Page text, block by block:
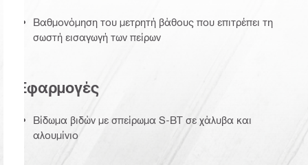
Βαθμονόμηση του μετρητή βάθους που επιτρέπει τη
σωστή εισαγωγή των πείρων
Εφαρμογές
Βίδωμα βιδών με σπείρωμα S-BT σε χάλυβα και
αλουμίνιο